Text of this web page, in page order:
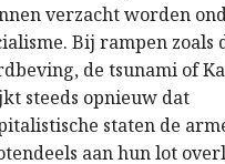
verzacht worden
Bij rampen zoals
de tsunami of
steeds opnieuw dat
staten de
aan hun lot